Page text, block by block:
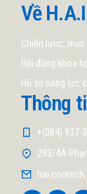
Về H.A.I
Chiến lược,
Hội đồng khoa
Hồ sơ năng lực
Thông
+(084) 937-
293/4A